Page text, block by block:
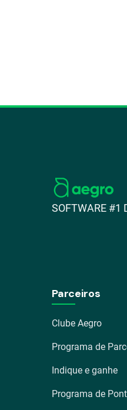
SOFTWARE #1
Parceiros
Clube Aegro
Programa de
Indique e ganhe
Programa de